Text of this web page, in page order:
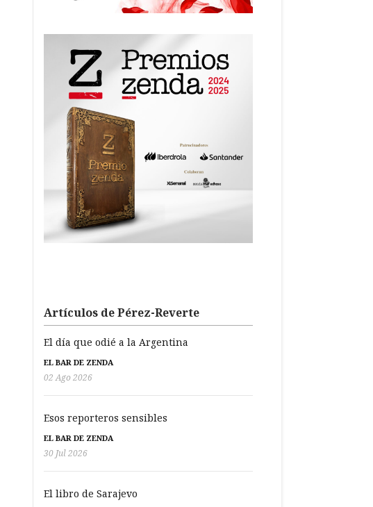
Artículos de Pérez-Reverte
El día que odié a la Argentina
EL BAR DE ZENDA
02 Ago 2026
Esos reporteros sensibles
EL BAR DE ZENDA
30 Jul 2026
El libro de Sarajevo